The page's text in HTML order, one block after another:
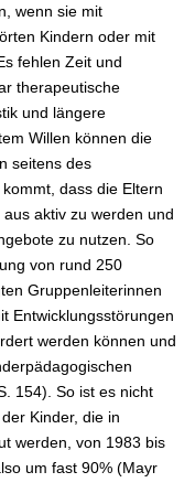
wenn sie mit
Kindern oder mit
fehlen Zeit und
therapeutische
und längere
Willen können die
seitens des
dass die Eltern
aktiv zu werden und
zu nutzen. So
von rund 250
Gruppenleiterinnen
Entwicklungsstörungen
werden können und
154). So ist es nicht
Kinder, die in
werden, von 1983 bis
um fast 90% (Mayr